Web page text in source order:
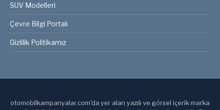
SUV Modelleri
Çevre Bilgi Portalı
Gizlilik Politikamız
otomobilkampanyalar.com'da yer alan yazılı ve görsel içerik marka